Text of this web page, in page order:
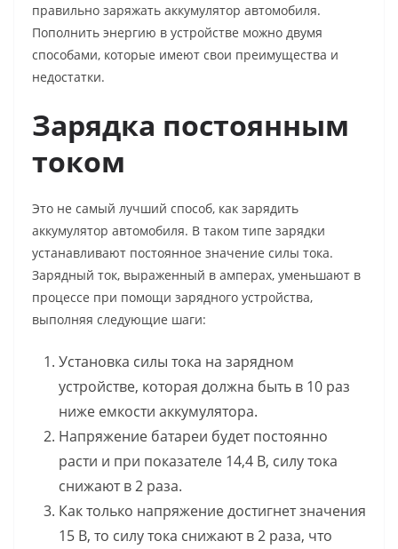
правильно заряжать аккумулятор автомобиля.
Пополнить энергию в устройстве можно двумя
способами, которые имеют свои преимущества и
недостатки.
Зарядка постоянным
током
Это не самый лучший способ, как зарядить
аккумулятор автомобиля. В таком типе зарядки
устанавливают постоянное значение силы тока.
Зарядный ток, выраженный в амперах, уменьшают в
процессе при помощи зарядного устройства,
выполняя следующие шаги:
Установка силы тока на зарядном
устройстве, которая должна быть в 10 раз
ниже емкости аккумулятора.
Напряжение батареи будет постоянно
расти и при показателе 14,4 В, силу тока
снижают в 2 раза.
Как только напряжение достигнет значения
15 В, то силу тока снижают в 2 раза, что